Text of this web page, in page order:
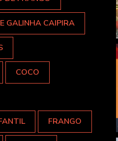
GALINHA CAIPIRA
COCO
FRANGO